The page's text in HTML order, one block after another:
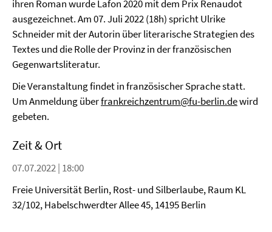
ihren Roman wurde Lafon 2020 mit dem Prix Renaudot
ausgezeichnet. Am 07. Juli 2022 (18h) spricht Ulrike
Schneider mit der Autorin über literarische Strategien des
Textes und die Rolle der Provinz in der französischen
Gegenwartsliteratur.
Die Veranstaltung findet in französischer Sprache statt.
Um Anmeldung überfrankreichzentrum@fu-berlin.dewird
gebeten.
Zeit & Ort
07.07.2022 | 18:00
Freie Universität Berlin, Rost- und Silberlaube, Raum KL
32/102, Habelschwerdter Allee 45, 14195 Berlin